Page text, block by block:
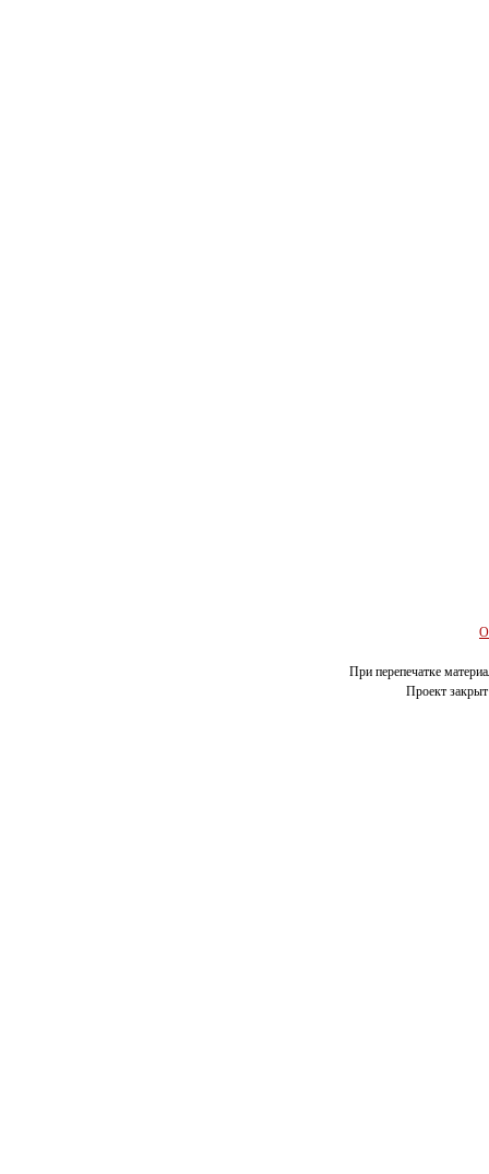
О
При перепечатке
Проект закрыт